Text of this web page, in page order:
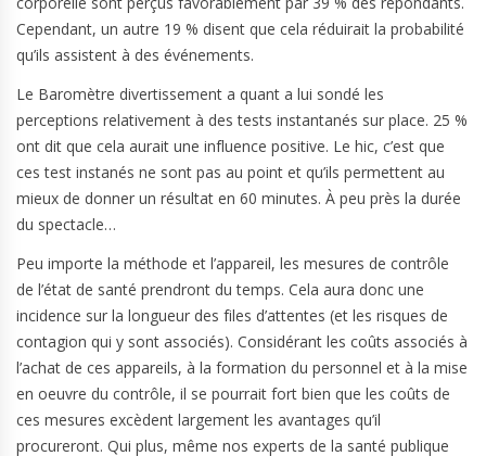
Cependant, un autre 19 % disent que cela réduirait la probabilité
qu’ils assistent à des événements.
Le Baromètre divertissement a quant a lui sondé les
perceptions relativement à des tests instantanés sur place. 25 %
ont dit que cela aurait une influence positive. Le hic, c’est que
ces test instanés ne sont pas au point et qu’ils permettent au
mieux de donner un résultat en 60 minutes. À peu près la durée
du spectacle…
Peu importe la méthode et l’appareil, les mesures de contrôle
de l’état de santé prendront du temps. Cela aura donc une
incidence sur la longueur des files d’attentes (et les risques de
contagion qui y sont associés). Considérant les coûts associés à
l’achat de ces appareils, à la formation du personnel et à la mise
en oeuvre du contrôle, il se pourrait fort bien que les coûts de
ces mesures excèdent largement les avantages qu’il
procureront. Qui plus, même nos experts de la santé publique